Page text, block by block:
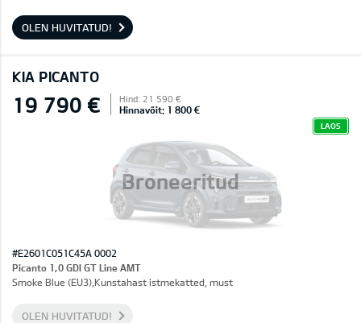
OLEN HUVITATUD!
KIA PICANTO
Broneeritud
19 790 € Hind: 21 590 €
Hinnavõit: 1 800 €
LAOS
#E2601C051C45A 0002
Picanto 1,0 GDI GT Line AMT
Smoke Blue (EU3),Kunstahast istmekatted, must
OLEN HUVITATUD!